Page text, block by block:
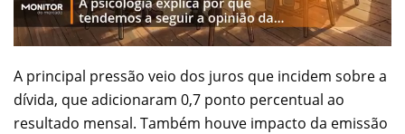
A principal pressão veio dos juros que incidem sobre a
dívida, que adicionaram 0,7 ponto percentual ao
resultado mensal. Também houve impacto da emissão